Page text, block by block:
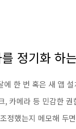
정기화 하
에 한 번 혹은 새 앱
, 카메라 등 민감한
정했는지 메모해 두